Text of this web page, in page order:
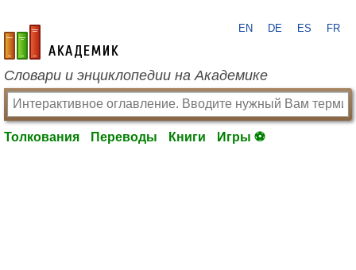
academic.ru
EN DE ES FR
Словари и энциклопедии на Академике
Толкования Переводы Книги Игры ⚽